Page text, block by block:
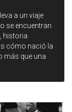
a un viaje
se encuentran
historia
cómo nació la
más que una